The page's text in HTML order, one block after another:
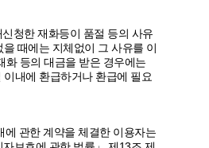
청한 재화등이 품절 등의 사유
때에는 지체없이 그 사유를 이
화 등의 대금을 받은 경우에는
내에 환급하거나 환급에 필요
에 관한 계약을 체결한 이용자는